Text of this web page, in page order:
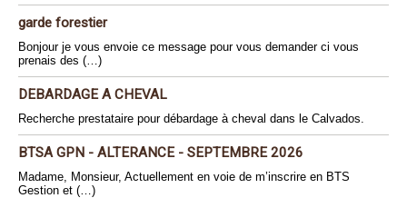
garde forestier
Bonjour je vous envoie ce message pour vous demander ci vous
prenais des (…)
DEBARDAGE A CHEVAL
Recherche prestataire pour débardage à cheval dans le Calvados.
BTSA GPN - ALTERANCE - SEPTEMBRE 2026
Madame, Monsieur, Actuellement en voie de m’inscrire en BTS
Gestion et (…)